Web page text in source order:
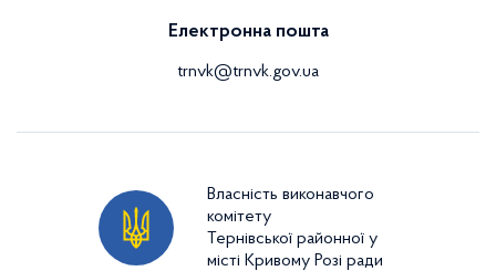
Електронна пошта
trnvk@trnvk.gov.ua
Власність виконавчого
комітету
Тернівської районної у
місті Кривому Розі ради